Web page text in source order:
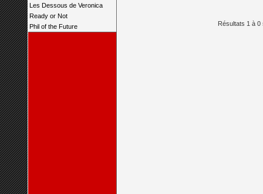
Les Dessous de Veronica
Ready or Not
Phil of the Future
Résultats 1 à 0